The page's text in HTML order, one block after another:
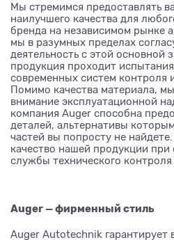
Мы стремимся предоставлять
наилучшего качества для
бренда на независимом рынке
мы в разумных пределах
деятельность с этой основной
продукция проходит
современных систем контроля
Помимо качества материала,
внимание эксплуатационной
компания Auger способна
деталей, альтернативы
частей вы попросту не
качество нашей продукции при
службы технического контроля
Auger — фирменный стиль
Auger Autotechnik гарантирует